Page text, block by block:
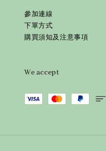
參加連線
下單方式
購買須知及注意事項
We accept